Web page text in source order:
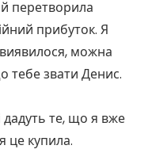
перетворила
прибуток. Я
можна
тебе звати Денис.
те, що я вже
це купила.